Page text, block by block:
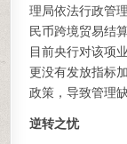
理局依法行政管
民币跨境贸易结
目前央行对该项
更没有发放指标
政策，导致管理
逆转之忧